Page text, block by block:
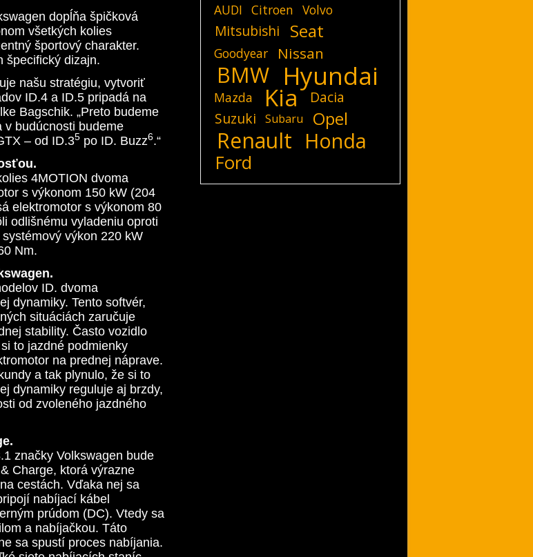
dopĺňa špičková
všetkých kolies
športový charakter.
špecifický dizajn.
našu stratégiu, vytvoriť
ID.4 a ID.5 pripadá na
Bagschik. „Preto budeme
v budúcnosti budeme
– od ID.35 po ID. Buzz6.“
4MOTION dvoma
s výkonom 150 kW (204
elektromotor s výkonom 80
odlišnému vyladeniu oproti
výkon 220 kW
Nm.
ID. dvoma
dynamiky. Tento softvér,
situáciách zaručuje
stability. Často vozidlo
to jazdné podmienky
na prednej náprave.
a tak plynulo, že si to
dynamiky reguluje aj brzdy,
od zvoleného jazdného
značky Volkswagen bude
Charge, ktorá výrazne
cestách. Vďaka nej sa
nabíjací kábel
prúdom (DC). Vtedy sa
a nabíjačkou. Táto
sa spustí proces nabíjania.
AUDI Citroen Volvo
Mitsubishi Seat
Goodyear Nissan
BMW Hyundai
Mazda Kia
Dacia
Suzuki
Subaru Opel
Renault Honda
Ford